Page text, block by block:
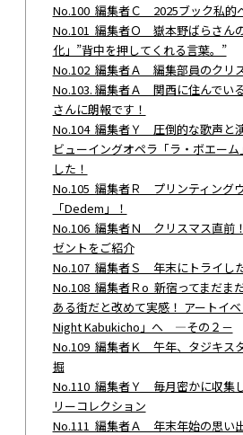
No.100 編集者Ｃ 2025ブック私的
No.101 編集者Ｏ 嶽本野ばらさん
化」”背中を押してくれる言葉。”
No.102 編集者Ａ 編集部員のクリ
No.103. 編集者Ａ 関西に住んでい
さんに朗報です！
No.104 編集者Ｙ 圧倒的な歌声と
ビューイングオペラ「ラ・ボエー
した！
No.105 編集者Ｒ プリンティング
「Dedem」！
No.106 編集者Ｎ クリスマス直前
ゼントをご紹介
No.107 編集者Ｓ 年末にトライし
No.108 編集者Ｒo 新宿ってまだま
ある街だと改めて実感！ アートイ
Night Kabukicho」へ ―その２－
No.109 編集者Ｋ 午年、タジキス
掘
No.110 編集者Ｙ 毎月密かに収集
リーコレクション
No.111 編集者Ａ 年末年始の思い